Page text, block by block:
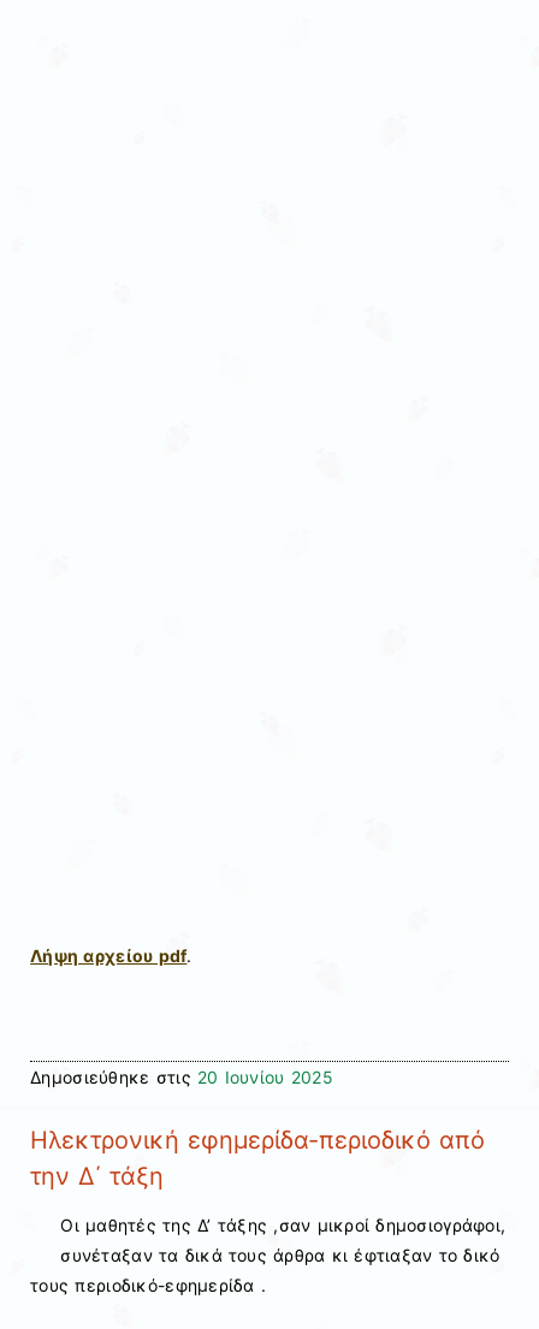
Λήψη αρχείου pdf.
Δημοσιεύθηκε στις 20 Ιουνίου 2025
Ηλεκτρονική εφημερίδα-περιοδικό από
την Δ΄ τάξη
Οι μαθητές της Δ’ τάξης ,σαν μικροί δημοσιογράφοι,
συνέταξαν τα δικά τους άρθρα κι έφτιαξαν το δικό
τους περιοδικό-εφημερίδα .